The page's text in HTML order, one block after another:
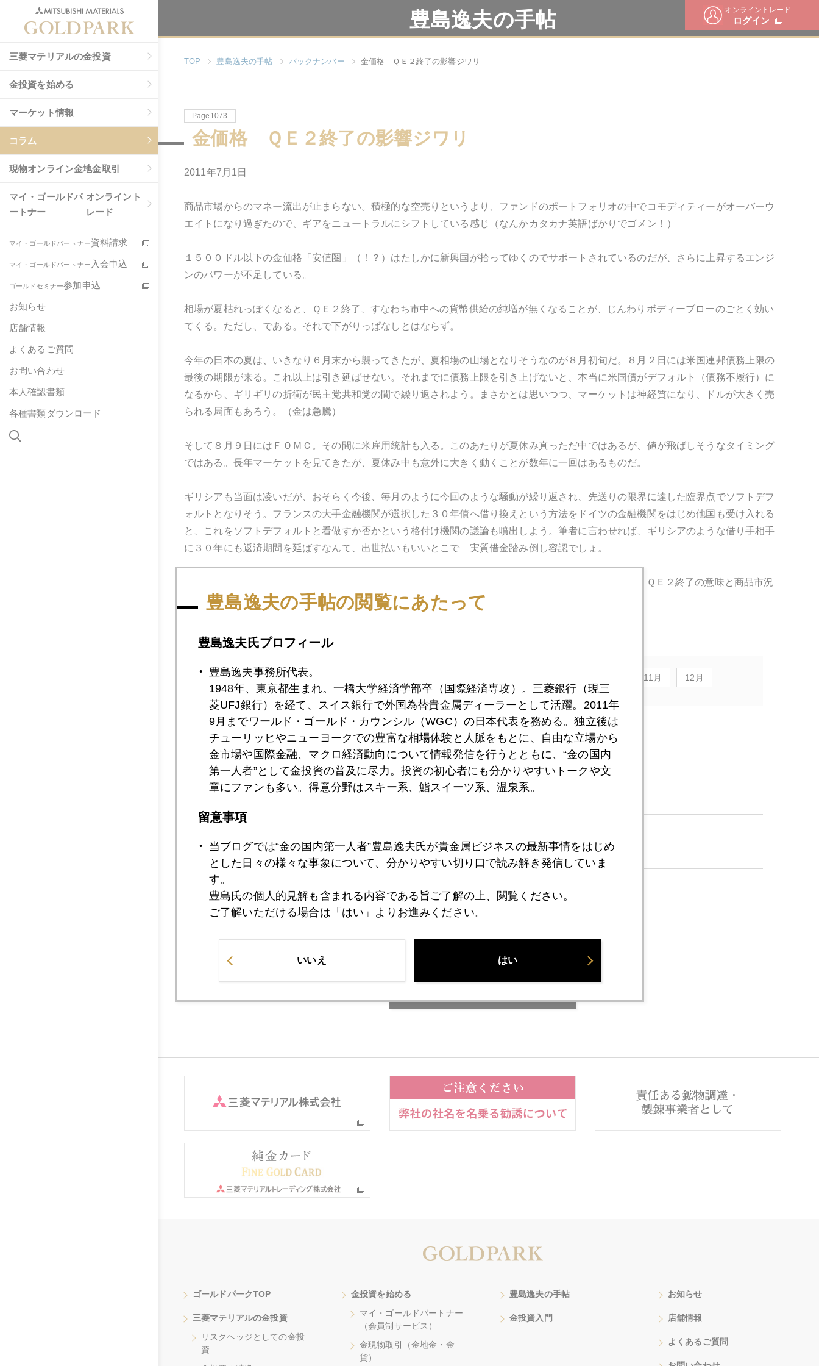
オンライントレード
ログイン
三菱マテリアルの金投資
金投資を始める
マーケット情報
コラム
現物オンライン金地金取引
マイ・ゴールドパ
ートナー
オンライント
レード
マイ・ゴールドパートナー資料請求
マイ・ゴールドパートナー 入会申込
ゴールドセミナー参加申込
お知らせ
店舗情報
よくあるご質問
お問い合わせ
本人確認書類
各種書類ダウンロード
豊島逸夫の手帖
TOP 豊島逸夫の手帖 バックナンバー 金価格 ＱＥ２終了の影響ジワリ
Page1073
金価格 ＱＥ２終了の影響ジワリ
2011年7月1日
商品市場からのマネー流出が止まらない。積極的な空売りというより、ファンドのポートフォリオの中でコモディティーがオーバーウ
エイトになり過ぎたので、ギアをニュートラルにシフトしている感じ（なんかカタカナ英語ばかりでゴメン！）
１５００ドル以下の金価格「安値圏」（！？）はたしかに新興国が拾ってゆくのでサポートされているのだが、さらに上昇するエンジ
ンのパワーが不足している。
相場が夏枯れっぽくなると、ＱＥ２終了、すなわち市中への貨幣供給の純増が無くなることが、じんわりボディーブローのごとく効い
てくる。ただし、である。それで下がりっぱなしとはならず。
今年の日本の夏は、いきなり６月末から襲ってきたが、夏相場の山場となりそうなのが８月初旬だ。８月２日には米国連邦債務上限の
最後の期限が来る。これ以上は引き延ばせない。それまでに債務上限を引き上げないと、本当に米国債がデフォルト（債務不履行）に
なるから、ギリギリの折衝が民主党共和党の間で繰り返されよう。まさかとは思いつつ、マーケットは神経質になり、ドルが大きく売
られる局面もあろう。（金は急騰）
そして８月９日にはＦＯＭＣ。その間に米雇用統計も入る。このあたりが夏休み真っただ中ではあるが、値が飛ばしそうなタイミング
ではある。長年マーケットを見てきたが、夏休み中も意外に大きく動くことが数年に一回はあるものだ。
ギリシアも当面は凌いだが、おそらく今後、毎月のように今回のような騒動が繰り返され、先送りの限界に達した臨界点でソフトデフ
ォルトとなりそう。フランスの大手金融機関が選択した３０年債へ借り換えという方法をドイツの金融機関をはじめ他国も受け入れる
と、これをソフトデフォルトと看做すか否かという格付け機関の議論も噴出しよう。筆者に言わせれば、ギリシアのような借り手相手
に３０年にも返済期間を延ばすなんて、出世払いもいいとこで 実質借金踏み倒し容認でしょ。
なお昨日６月３０日でＱＥ２が終了したので、本日７月１日の日経電子版「金のつぶやき」コラムは、「ＱＥ２終了の意味と商品市況
の行方」を書いた。
2011年 1月 11月 12月
2011年07月21日 ごぶさた
2011年07月11日 雇用統計後の金価格
2011年07月08日 雇用統計を控えて
2011年07月01日 金価格 ＱＥ２終了の影響ジワリ
ゴールドパークTOP
三菱マテリアルの金投資
リスクヘッジとしての金投
資
金投資を始める
マイ・ゴールドパートナー
（会員制サービス）
金現物取引（金地金・金
貨）
豊島逸夫の手帖
金投資入門
お知らせ
店舗情報
よくあるご質問
豊島逸夫の手帖の閲覧にあたって
豊島逸夫氏プロフィール
豊島逸夫事務所代表。
1948年、東京都生まれ。一橋大学経済学部卒（国際経済専攻）。三菱銀行（現三
菱UFJ銀行）を経て、スイス銀行で外国為替貴金属ディーラーとして活躍。2011年
9月までワールド・ゴールド・カウンシル（WGC）の日本代表を務める。独立後は
チューリッヒやニューヨークでの豊富な相場体験と人脈をもとに、自由な立場から
金市場や国際金融、マクロ経済動向について情報発信を行うとともに、“金の国内
第一人者”として金投資の普及に尽力。投資の初心者にも分かりやすいトークや文
章にファンも多い。得意分野はスキー系、鮨スイーツ系、温泉系。
留意事項
当ブログでは“金の国内第一人者”豊島逸夫氏が貴金属ビジネスの最新事情をはじめ
とした日々の様々な事象について、分かりやすい切り口で読み解き発信していま
す。
豊島氏の個人的見解も含まれる内容である旨ご了解の上、閲覧ください。
ご了解いただける場合は「はい」よりお進みください。
いいえ はい